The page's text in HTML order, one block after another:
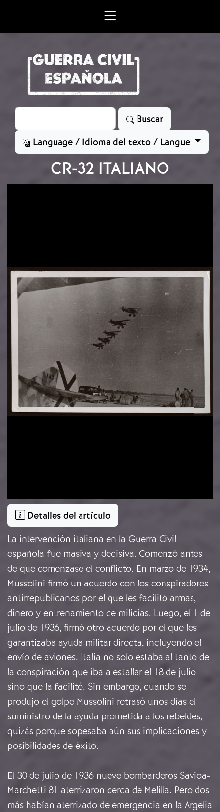
Search
Buscar
Language / Idioma del texto / Langue
CR-32 ITALIANO
Detalles del artículo
La intervención italiana en la Guerra Civil
española fue masiva y decisiva. Comenzó antes
de que comenzase el conflicto. En marzo de 1934,
Mussolini firmó un acuerdo con los conspiradores
antirrepublicanos por el que les facilitó armas,
dinero y entrenamiento de milicias. Luego, el 1 de
julio de 1936, firmó otro acuerdo por el que les
garantizaba ayuda militar directa, incluyendo el
envío de aviones. Italia no solo estaba al tanto de
la conspiración que iba a estallar el 18 de julio
sino que la facilitó. Sin embargo, cuando se
produjo el golpe Mussolini retrasó unos días el
suministro de la ayuda prometida a los rebeldes,
quizás porque sopesaba aún sus implicaciones y
posibilidades de éxito.
El 30 de julio de 1936 nueve bombarderos Savioa-
Marchetti 81 aterrizaron cerca de Melilla. Pero dos
más habían aterrizado de emergencia en la Argelia